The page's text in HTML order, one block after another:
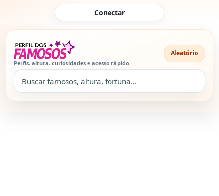
Pular para o conteúdo
Conectar
Perfis, altura, curiosidades e acesso rápido
Aleatório